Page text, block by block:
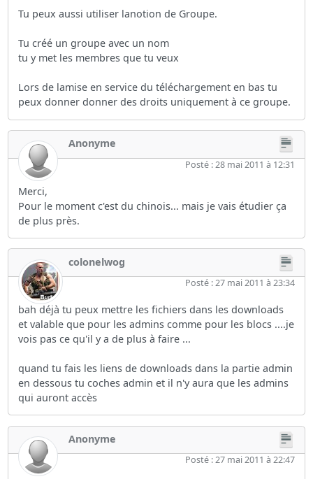
Tu peux aussi utiliser lanotion de Groupe.
Tu créé un groupe avec un nom
tu y met les membres que tu veux
Lors de lamise en service du téléchargement en bas tu
peux donner donner des droits uniquement à ce groupe.
Anonyme
Posté : 28 mai 2011 à 12:31
Merci,
Pour le moment c'est du chinois... mais je vais étudier ça
de plus près.
colonelwog
Posté : 27 mai 2011 à 23:34
bah déjà tu peux mettre les fichiers dans les downloads
et valable que pour les admins comme pour les blocs ....je
vois pas ce qu'il y a de plus à faire ...
quand tu fais les liens de downloads dans la partie admin
en dessous tu coches admin et il n'y aura que les admins
qui auront accès
Anonyme
Posté : 27 mai 2011 à 22:47